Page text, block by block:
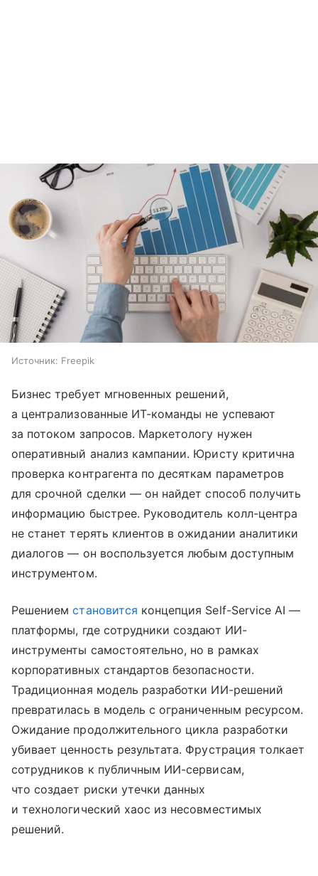
Источник: Freepik
Бизнес требует мгновенных решений,
а централизованные ИТ-команды не успевают
за потоком запросов. Маркетологу нужен
оперативный анализ кампании. Юристу критична
проверка контрагента по десяткам параметров
для срочной сделки — он найдет способ получить
информацию быстрее. Руководитель колл-центра
не станет терять клиентов в ожидании аналитики
диалогов — он воспользуется любым доступным
инструментом.
Решениемстановится концепция Self-Service AI —
платформы, где сотрудники создают ИИ-
инструменты самостоятельно, но в рамках
корпоративных стандартов безопасности.
Традиционная модель разработки ИИ-решений
превратилась в модель с ограниченным ресурсом.
Ожидание продолжительного цикла разработки
убивает ценность результата. Фрустрация толкает
сотрудников к публичным ИИ-сервисам,
что создает риски утечки данных
и технологический хаос из несовместимых
решений.